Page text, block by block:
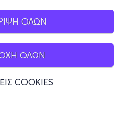
ΟΛΩΝ
ΟΛΩΝ
COOKIES